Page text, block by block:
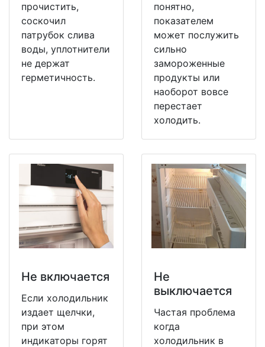
прочистить,
соскочил
патрубок слива
воды, уплотнители
не держат
герметичность.
понятно,
показателем
может послужить
сильно
замороженные
продукты или
наоборот вовсе
перестает
холодить.
Не включается
Если холодильник
издает щелчки,
при этом
индикаторы горят
Не
выключается
Частая проблема
когда
холодильник в